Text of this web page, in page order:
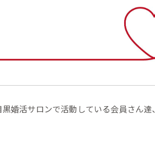
婚活サロンで活動している会員さん達、